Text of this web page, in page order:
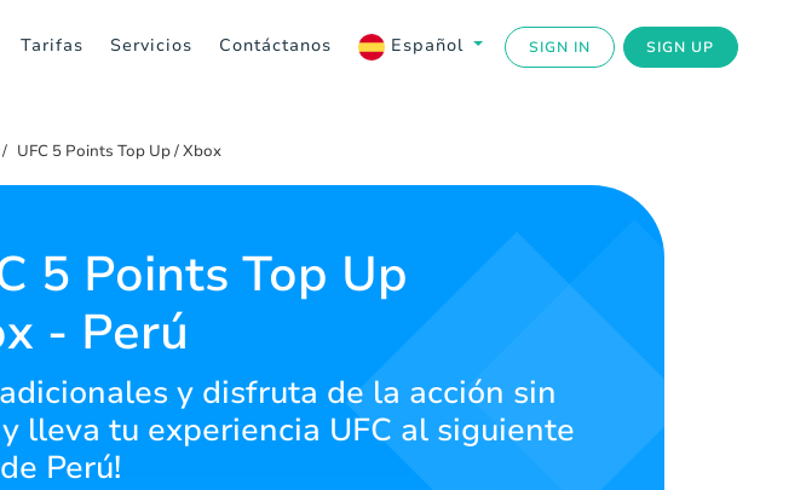
Tarifas Servicios Contáctanos Español SIGN IN SIGN UP
UFC 5 Points Top Up / Xbox
5 Points Top Up
- Perú
y disfruta de la acción sin
lleva tu experiencia UFC al siguiente
Perú!